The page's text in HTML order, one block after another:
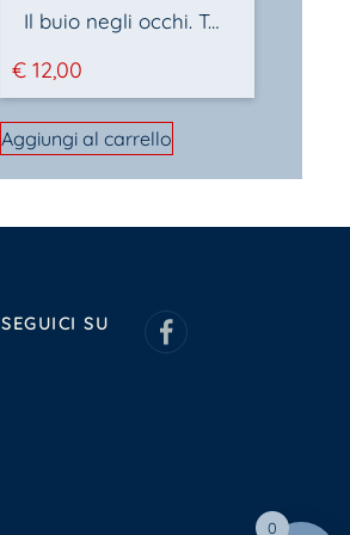
Il buio negli occhi. Terrore a Orvieto
€ 12,00
Aggiungi al carrello
SEGUICI SU
0